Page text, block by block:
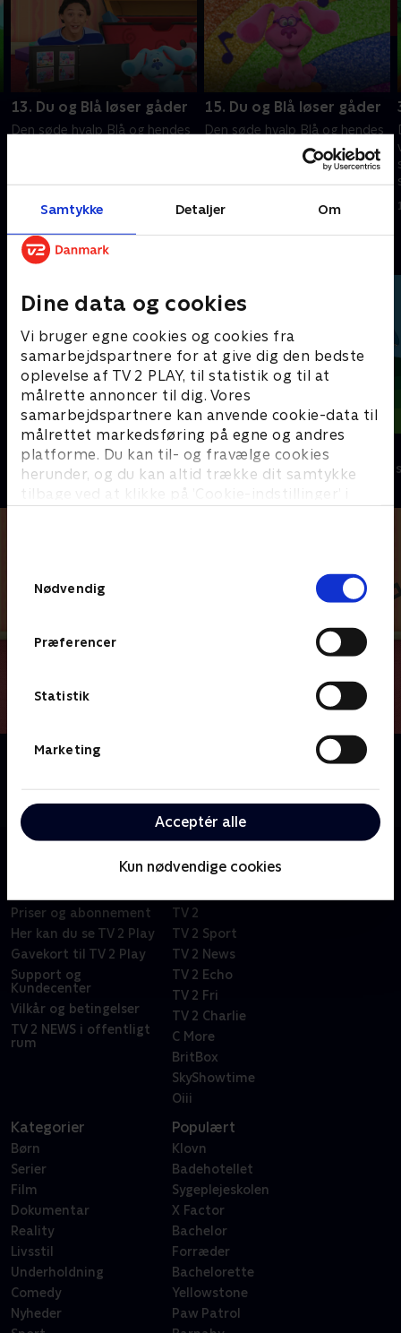
Samtykke Detaljer Om
Dine data og cookies
Vi bruger egne cookies og cookies fra
samarbejdspartnere for at give dig den bedste
oplevelse af TV 2 PLAY, til statistik og til at
målrette annoncer til dig. Vores
samarbejdspartnere kan anvende cookie-data til
målrettet markedsføring på egne og andres
platforme. Du kan til- og fravælge cookies
herunder, og du kan altid trække dit samtykke
tilbage ved at klikke på ’Cookie-indstillinger’ i
Nødvendig
Præferencer
Statistik
Marketing
Acceptér alle
Kun nødvendige cookies
13. Du og Blå løser gåder
Den søde hvalp Blå og hendes
1. januar 2023 • 21 min
15. Du og Blå løser gåder
Den søde hvalp Blå og hendes
ven Josh tager på et sjovt og
spændende eventyr fyldt med
1. januar 2023 • 21 min
Andre så også
Mægtige maskiner
Børneserier • 1 sæsoner
Dino Deluxe
Børneserier • 1
Om Du og Blå løser gåder
gåder, når I sammen tager på et eventyr?
Priser og abonnement
Her kan du se TV 2 Play
Gavekort til TV 2 Play
Support og
Kundecenter
Vilkår og betingelser
TV 2 NEWS i offentligt
rum
TV 2
TV 2 Sport
TV 2 News
TV 2 Echo
TV 2 Fri
TV 2 Charlie
C More
BritBox
SkyShowtime
Oiii
Kategorier
Børn
Serier
Film
Dokumentar
Reality
Livsstil
Underholdning
Comedy
Nyheder
Populært
Klovn
Badehotellet
Sygeplejeskolen
X Factor
Bachelor
Forræder
Bachelorette
Yellowstone
Paw Patrol